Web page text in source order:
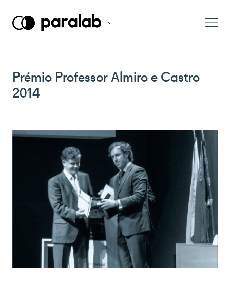
Prémio Professor Almiro e Castro
2014